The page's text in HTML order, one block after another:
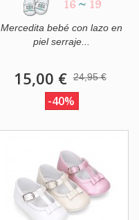
16 ~ 19
Mercedita bebé con lazo en
piel serraje...
15,00 € 24,95 €
-40%